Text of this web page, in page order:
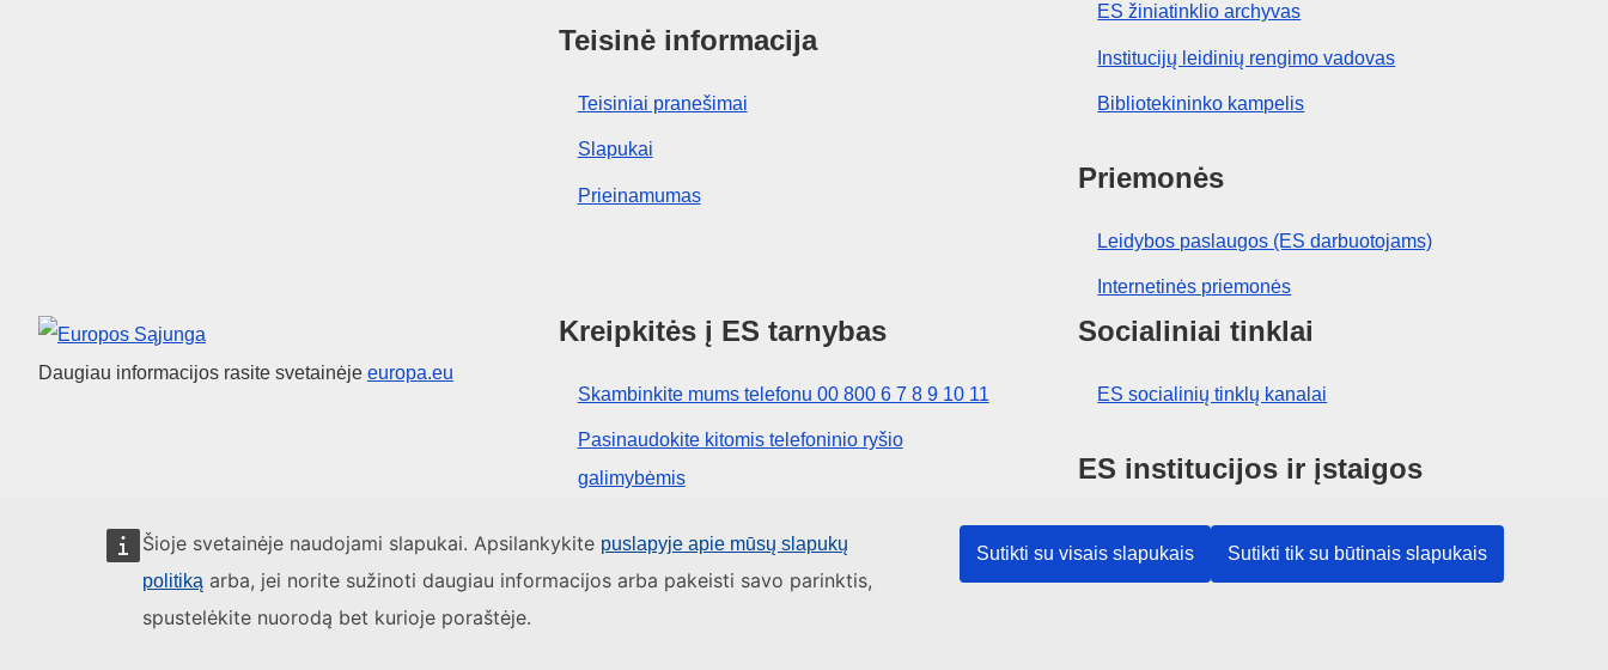
Šioje svetainėje naudojami slapukai. Apsilankykite puslapyje apie mūsų slapukų
politiką arba, jei norite sužinoti daugiau informacijos arba pakeisti savo parinktis,
spustelėkite nuorodą bet kurioje poraštėje.
Sutikti su visais slapukais Sutikti tik su būtinais slapukais
Teisinė informacija
Teisiniai pranešimai
Slapukai
Prieinamumas
ES žiniatinklio archyvas
Institucijų leidinių rengimo vadovas
Bibliotekininko kampelis
Priemonės
Leidybos paslaugos (ES darbuotojams)
Internetinės priemonės
Europos Sąjunga
Daugiau informacijos rasite svetainėje europa.eu
Kreipkitės į ES tarnybas
Skambinkite mums telefonu 00 800 6 7 8 9 10 11
Pasinaudokite kitomis telefoninio ryšio
galimybėmis
Rašykite mums naudodamiesi kontaktine forma
Susitikime viename iš ES biurų
Socialiniai tinklai
ES socialinių tinklų kanalai
ES institucijos ir įstaigos
ES institucijų ir įstaigų paieška